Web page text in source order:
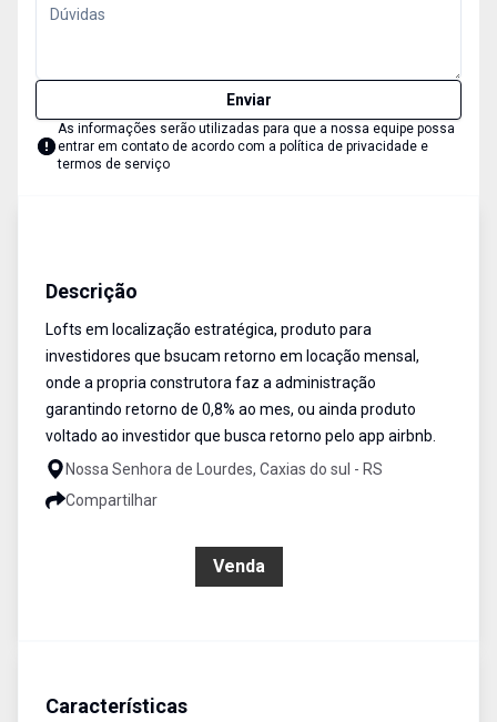
Enviar
As informações serão utilizadas para que a nossa equipe possa
entrar em contato de acordo com a política de privacidade e
termos de serviço
Descrição
Lofts em localização estratégica, produto para
investidores que bsucam retorno em locação mensal,
onde a propria construtora faz a administração
garantindo retorno de 0,8% ao mes, ou ainda produto
voltado ao investidor que busca retorno pelo app airbnb.
Nossa Senhora de Lourdes, Caxias do sul - RS
Compartilhar
Venda
Características